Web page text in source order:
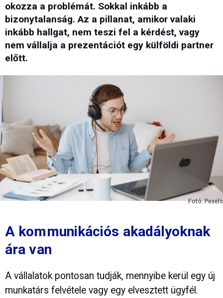
okozza a problémát. Sokkal inkább a
bizonytalanság. Az a pillanat, amikor valaki
inkább hallgat, nem teszi fel a kérdést, vagy
nem vállalja a prezentációt egy külföldi partner
előtt.
Fotó: Pexels
A kommunikációs akadályoknak
ára van
A vállalatok pontosan tudják, mennyibe kerül egy új
munkatárs felvétele vagy egy elvesztett ügyfél.